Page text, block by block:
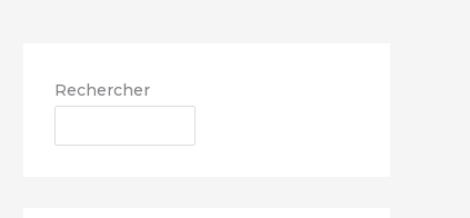
Rechercher